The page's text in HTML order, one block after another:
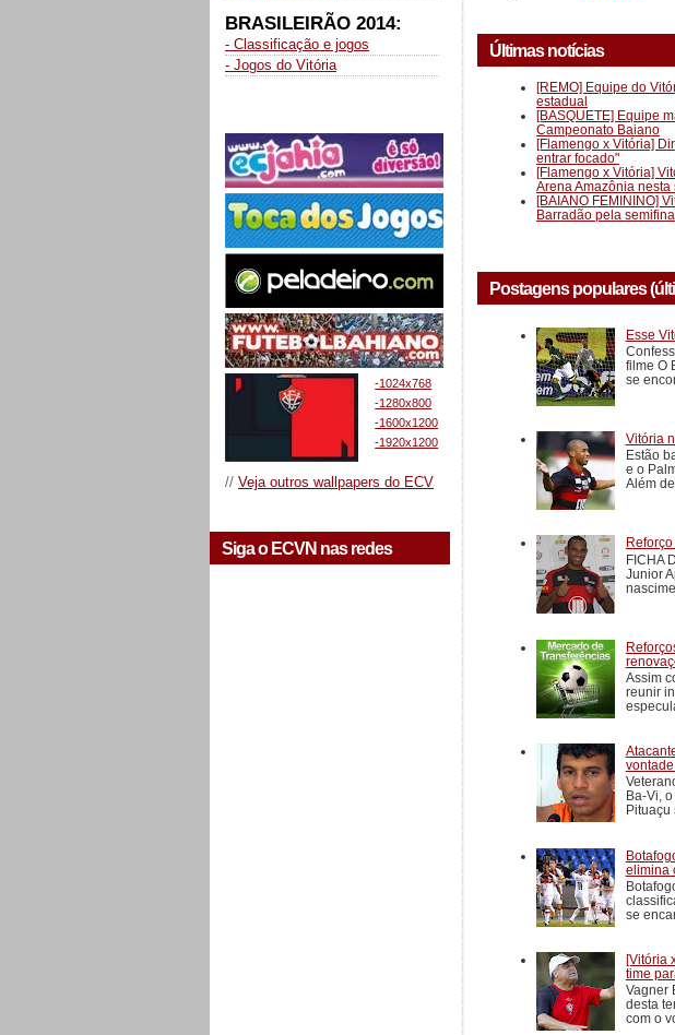
BRASILEIRÃO 2014:
- Classificação e jogos
- Jogos do Vitória
-1024x768
-1280x800
-1600x1200
-1920x1200
// Veja outros wallpapers do ECV
Siga o ECVN nas redes
Últimas notícias
[REMO] Equipe do
estadual
[BASQUETE] Equipe
Campeonato Baiano
[Flamengo x Vitória]
entrar focado"
[Flamengo x Vitória]
Arena Amazônia nesta
[BAIANO FEMININO]
Barradão pela semifinal
Postagens populares
Esse
filme O
se
Vitória
Estão
e o
Além
FICHA
Junior
Assim
reunir
Ba-Vi,
Pituaçu
elimina
se
[Vitória
time
Vagner
desta
com o